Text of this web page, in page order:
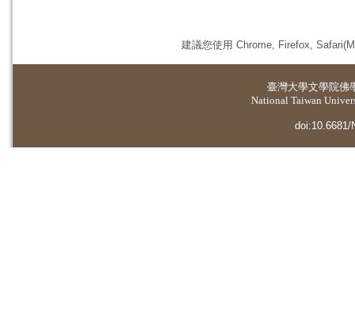
建議您使用 Chrome, Firefox,
臺灣大學文學院佛
National Taiwan
doi:10.6681/